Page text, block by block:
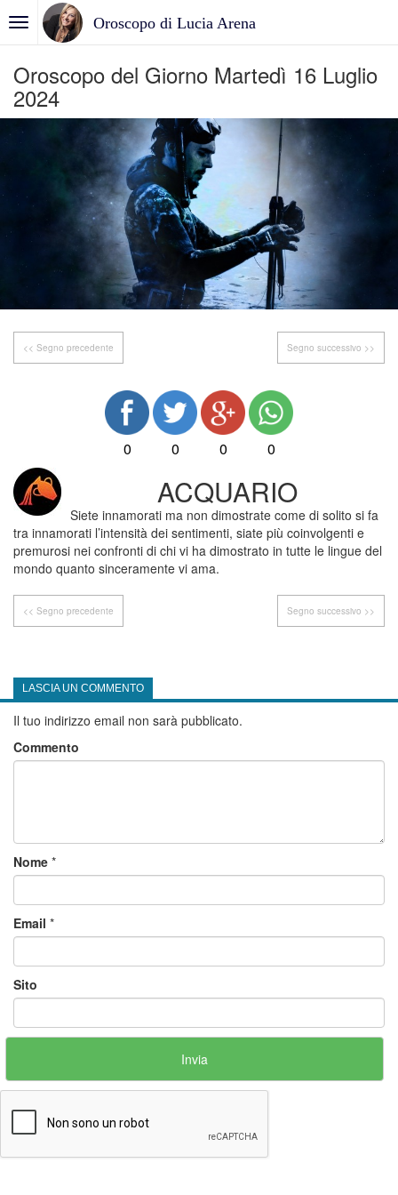
Oroscopo di Lucia Arena
Oroscopo del Giorno Martedì 16 Luglio
2024
<< Segno precedente Segno successivo >>
0 0 0 0
ACQUARIO
Siete innamorati ma non dimostrate come di solito si fa
tra innamorati l’intensità dei sentimenti, siate più coinvolgenti e
premurosi nei confronti di chi vi ha dimostrato in tutte le lingue del
mondo quanto sinceramente vi ama.
<< Segno precedente Segno successivo >>
LASCIA UN COMMENTO
Il tuo indirizzo email non sarà pubblicato.
Commento
Nome *
Email *
Sito